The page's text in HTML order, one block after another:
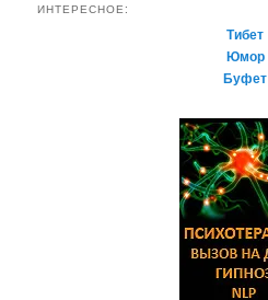
р
ИНТЕРЕСНОЕ:
Тибет
Юмор
Буфет